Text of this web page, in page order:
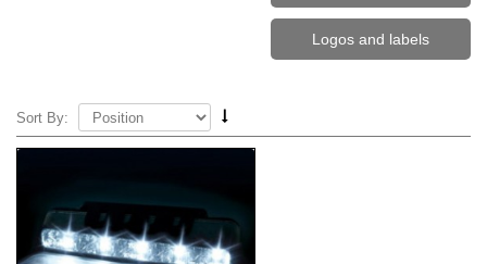
Logos and labels
Sort By: